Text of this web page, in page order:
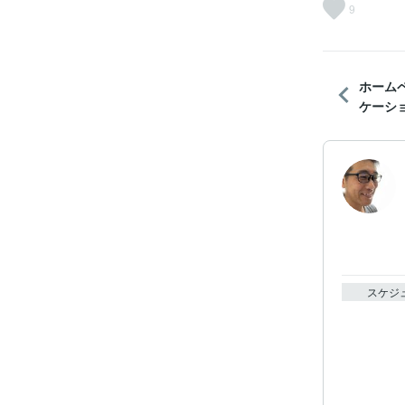
9
ホーム
ケーシ
スケジ